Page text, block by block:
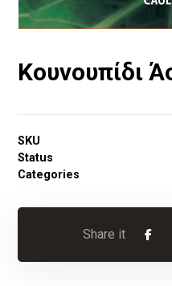
Κουνουπίδι
SKU
Status
Categories